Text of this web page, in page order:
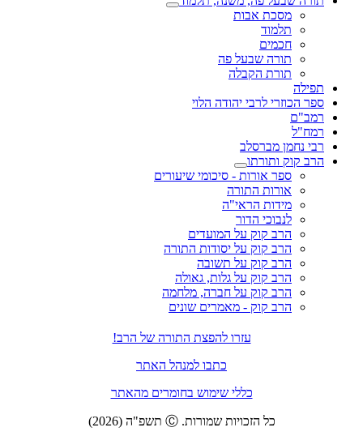
מסכת אבות
תלמוד
חכמים
תורה שבעל פה
תורת הקבלה
תפילה
ספר הכוזרי לרבי יהודה הלוי
רמב"ם
רמח"ל
רבי נחמן מברסלב
הרב קוק ותורתו
ספר אורות - סיכומי שיעורים
אורות התורה
מידות הראי"ה
לנבוכי הדור
הרב קוק על המועדים
הרב קוק על יסודות התורה
הרב קוק על תשובה
הרב קוק על גלות, גאולה
הרב קוק על חברה, מלחמה
הרב קוק - מאמרים שונים
עזרו להפצת התורה של הרב!
כתבו למנהל האתר
כללי שימוש בחומרים מהאתר
כל הזכויות שמורות. Ⓒ תשפ"ה (2026)